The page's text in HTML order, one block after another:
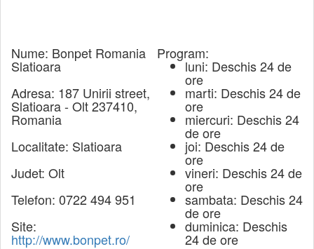
Nume: Bonpet Romania
Slatioara
Adresa: 187 Unirii street,
Slatioara - Olt 237410,
Romania
Localitate: Slatioara
Judet: Olt
Telefon: 0722 494 951
Site:
http://www.bonpet.ro/
Program:
luni: Deschis 24 de
ore
marti: Deschis 24 de
ore
miercuri: Deschis 24
de ore
joi: Deschis 24 de
ore
vineri: Deschis 24 de
ore
sambata: Deschis 24
de ore
duminica: Deschis
24 de ore